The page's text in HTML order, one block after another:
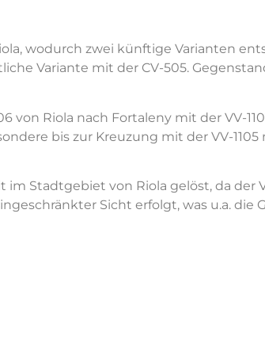
wodurch zwei künftige Varianten
Variante mit der CV-505.
von Riola nach Fortaleny mit der VV-
bis zur Kreuzung mit der VV-
Stadtgebiet von Riola gelöst, da der
Sicht erfolgt, was u.a. die